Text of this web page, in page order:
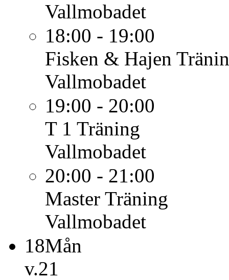
Vallmobadet
18:00 - 19:00
Fisken & Hajen
Vallmobadet
19:00 - 20:00
T 1 Träning
Vallmobadet
20:00 - 21:00
Master Träning
Vallmobadet
18Mån
v.21